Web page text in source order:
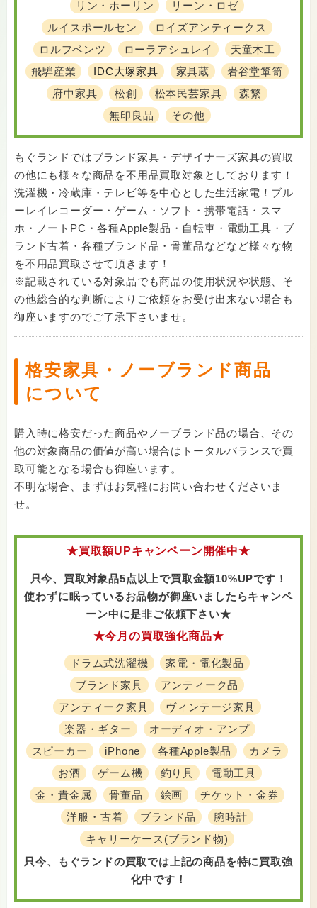
リン・ホーリン
リーン・ロゼ
ルイスポールセン
ロイズアンティークス
ロルフベンツ
ローラアシュレイ
天童木工
飛騨産業
IDC大塚家具 家具蔵
岩谷堂箪笥
府中家具
松創 松本民芸家具
森繁
無印良品
その他
もぐランドではブランド家具・デザイナーズ家具の買取
の他にも様々な商品を不用品買取対象としております！
洗濯機・冷蔵庫・テレビ等を中心とした生活家電！ブル
ーレイレコーダー・ゲーム・ソフト・携帯電話・スマ
ホ・ノートPC・各種Apple製品・自転車・電動工具・ブ
ランド古着・各種ブランド品・骨董品などなど様々な物
を不用品買取させて頂きます！
※記載されている対象品でも商品の使用状況や状態、そ
の他総合的な判断によりご依頼をお受け出来ない場合も
御座いますのでご了承下さいませ。
格安家具・ノーブランド商品
について
購入時に格安だった商品やノーブランド品の場合、その
他の対象商品の価値が高い場合はトータルバランスで買
取可能となる場合も御座います。
不明な場合、まずはお気軽にお問い合わせくださいま
せ。
★買取額UPキャンペーン開催中★
只今、買取対象品5点以上で買取金額10%UPです！
使わずに眠っているお品物が御座いましたらキャンペ
ーン中に是非ご依頼下さい★
★今月の買取強化商品★
ドラム式洗濯機
家電・電化製品
ブランド家具
アンティーク品
アンティーク家具
ヴィンテージ家具
楽器・ギター
オーディオ・アンプ
スピーカー
iPhone 各種Apple製品
カメラ
お酒
ゲーム機 釣り具
電動工具
金・貴金属
骨董品 絵画
チケット・金券
洋服・古着
ブランド品
腕時計
キャリーケース(ブランド物)
只今、もぐランドの買取では上記の商品を特に買取強
化中です！